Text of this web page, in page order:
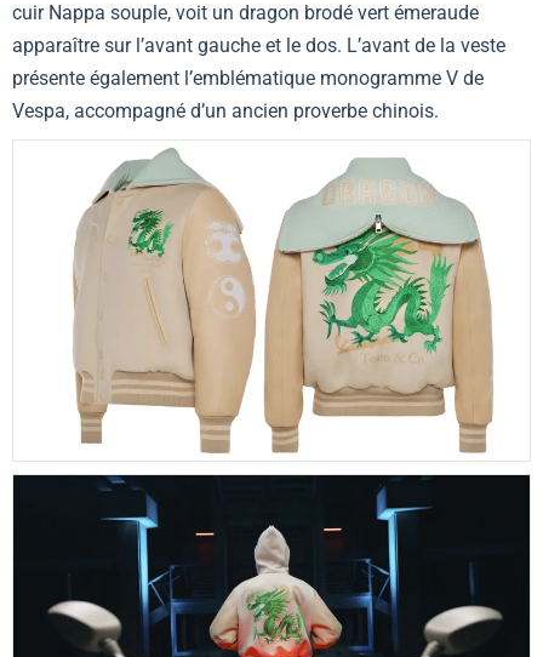
cuir Nappa souple, voit un dragon brodé vert émeraude
apparaître sur l’avant gauche et le dos. L’avant de la veste
présente également l’emblématique monogramme V de
Vespa, accompagné d’un ancien proverbe chinois.